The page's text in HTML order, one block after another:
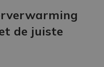
de juiste